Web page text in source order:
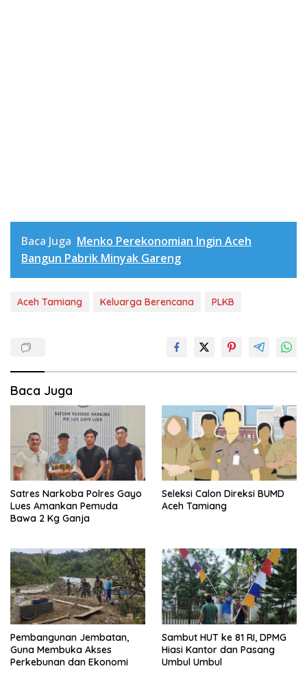
Baca Juga Menko Perekonomian Ingin Aceh
Bangun Pabrik Minyak Gareng
Aceh Tamiang Keluarga Berencana PLKB
Baca Juga
Satres Narkoba Polres Gayo
Lues Amankan Pemuda
Bawa 2 Kg Ganja
Seleksi Calon Direksi BUMD
Aceh Tamiang
Pembangunan Jembatan,
Guna Membuka Akses
Perkebunan dan Ekonomi
Sambut HUT ke 81 RI, DPMG
Hiasi Kantor dan Pasang
Umbul Umbul